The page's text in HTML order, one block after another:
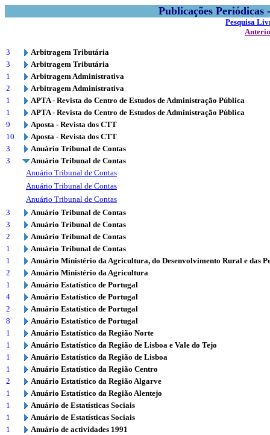
Publicações
Pesquisa
3
Arbitragem Tributária
3
Arbitragem Tributária
1
Arbitragem Administrativa
2
Arbitragem Administrativa
1
APTA - Revista do Centro de Estudos de Administração Pública
1
APTA - Revista do Centro de Estudos de Administração Pública
9
Aposta - Revista dos CTT
10
Aposta - Revista dos CTT
3
Anuário Tribunal de Contas
3
Anuário Tribunal de Contas
Anuário Tribunal de Contas
Anuário Tribunal de Contas
Anuário Tribunal de Contas
3
Anuário Tribunal de Contas
3
Anuário Tribunal de Contas
2
Anuário Tribunal de Contas
1
Anuário Tribunal de Contas
1
Anuário Ministério da Agricultura, do Desenvolvimento Rural e das
2
Anuário Ministério da Agricultura
1
Anuário Estatístico de Portugal
4
Anuário Estatístico de Portugal
2
Anuário Estatístico de Portugal
8
Anuário Estatístico de Portugal
1
Anuário Estatístico da Região Norte
1
Anuário Estatístico da Região de Lisboa e Vale do Tejo
1
Anuário Estatístico da Região de Lisboa
1
Anuário Estatístico da Região Centro
2
Anuário Estatístico da Região Algarve
1
Anuário Estatístico da Região Alentejo
1
Anuário de Estatísticas Sociais
1
Anuário de Estatísticas Sociais
1
Anuário de actividades 1991